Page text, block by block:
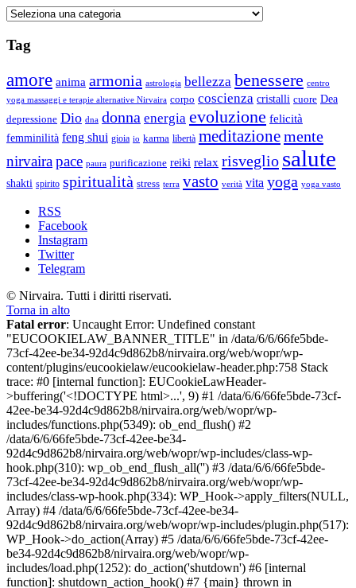
personalizzato
Categorie
Tag
amore anima armonia astrologia bellezza benessere centro
yoga massaggi e terapie alternative Nirvaira corpo coscienza cristalli cuore Dea
depressione Dio dna donna energia evoluzione felicità
femminilità feng shui gioia io karma libertà meditazionemente
nirvairapace paura purificazione reiki relax risveglio salute
shakti spirito spiritualità stress terra vasto verità vita yoga yoga vasto
RSS
Facebook
Instagram
Twitter
Telegram
© Nirvaira. Tutti i diritti riservati.
Torna in alto
Fatal error: Uncaught Error: Undefined constant
"EUCOOKIELAW_BANNER_TITLE" in /data/6/6/66fe5bde-
73cf-42ee-be34-92d4c9d862b8/nirvaira.org/web/wopr/wp-
content/plugins/eucookielaw/eucookielaw-header.php:758 Stack
trace: #0 [internal function]: EUCookieLawHeader-
>buffering('<!DOCTYPE html>...', 9) #1 /data/6/6/66fe5bde-73cf-
42ee-be34-92d4c9d862b8/nirvaira.org/web/wopr/wp-
includes/functions.php(5349): ob_end_flush() #2
/data/6/6/66fe5bde-73cf-42ee-be34-
92d4c9d862b8/nirvaira.org/web/wopr/wp-includes/class-wp-
hook.php(310): wp_ob_end_flush_all('') #3 /data/6/6/66fe5bde-
73cf-42ee-be34-92d4c9d862b8/nirvaira.org/web/wopr/wp-
includes/class-wp-hook.php(334): WP_Hook->apply_filters(NULL,
Array) #4 /data/6/6/66fe5bde-73cf-42ee-be34-
92d4c9d862b8/nirvaira.org/web/wopr/wp-includes/plugin.php(517):
WP_Hook->do_action(Array) #5 /data/6/6/66fe5bde-73cf-42ee-
be34-92d4c9d862b8/nirvaira.org/web/wopr/wp-
includes/load.php(1252): do_action('shutdown') #6 [internal
function]: shutdown_action_hook() #7 {main} thrown in